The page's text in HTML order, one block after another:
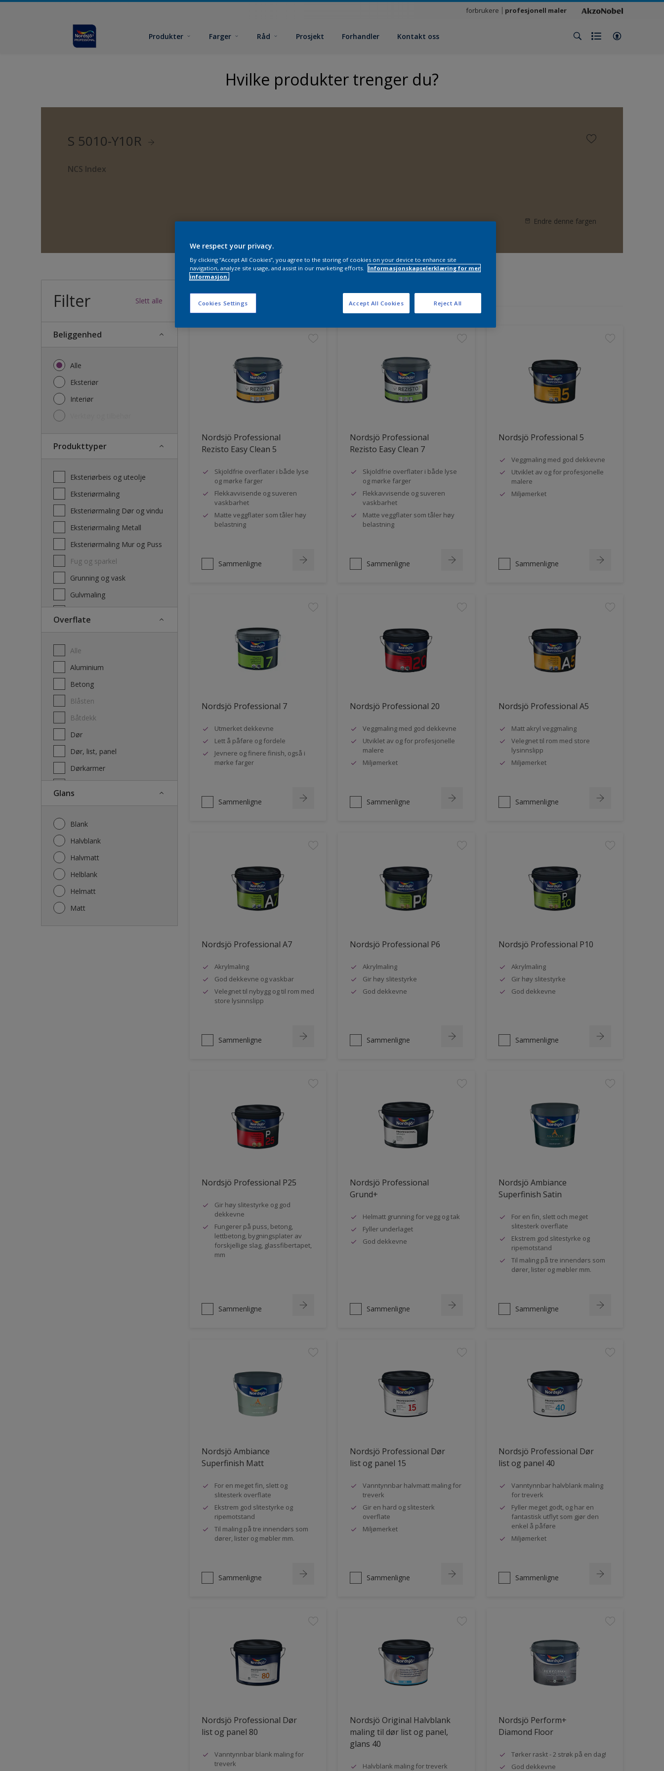
forbrukere profesjonell maler
Produkter Farger Råd Prosjekt Forhandler Kontakt oss
Hvilke produkter trenger du?
S 5010-Y10R
NCS Index
Endre denne fargen
Filter Slett alle
Beliggenhed
Alle
Eksteriør
Interiør
Produkttyper
Eksteriørbeis og uteolje
Eksteriørmaling
Eksteriørmaling Dør og vindu
Eksteriørmaling Metall
Eksteriørmaling Mur og Puss
Fug og sparkel
Grunning og vask
Gulvmaling
Overflate
Alle
Aluminium
Betong
Blåsten
Båtdekk
Dør
Dør, list, panel
Dørkarmer
Glans
Blank
Halvblank
Halvmatt
Helblank
Helmatt
Matt
34produkter funnet
Nordsjö Professional
Rezisto Easy Clean 5
Skjoldfrie overflater i både lyse
og mørke farger
Flekkavvisende og suveren
vaskbarhet
Matte veggflater som tåler høy
belastning
Sammenligne
Nordsjö Professional
Rezisto Easy Clean 7
Skjoldfrie overflater i både lyse
og mørke farger
Flekkavvisende og suveren
vaskbarhet
Matte veggflater som tåler høy
belastning
Sammenligne
Nordsjö Professional 5
Veggmaling med god dekkevne
Utviklet av og for profesjonelle
malere
Miljømerket
Sammenligne
Nordsjö Professional 7
Utmerket dekkevne
Lett å påføre og fordele
Jevnere og finere finish, også i
mørke farger
Sammenligne
Nordsjö Professional 20
Veggmaling med god dekkevne
Utviklet av og for profesjonelle
malere
Miljømerket
Sammenligne
Nordsjö Professional A5
Matt akryl veggmaling
Velegnet til rom med store
lysinnslipp
Miljømerket
Sammenligne
Nordsjö Professional A7
Akrylmaling
God dekkevne og vaskbar
Velegnet til nybygg og til rom med
store lysinnslipp
Sammenligne
Nordsjö Professional P6
Akrylmaling
Gir høy slitestyrke
God dekkevne
Sammenligne
Nordsjö Professional P10
Akrylmaling
Gir høy slitestyrke
God dekkevne
Sammenligne
Nordsjö Professional P25
Gir høy slitestyrke og god
dekkevne
Fungerer på puss, betong,
lettbetong, bygningsplater av
forskjellige slag, glassfibertapet,
mm
Sammenligne
Nordsjö Professional
Grund+
Helmatt grunning for vegg og tak
Fyller underlaget
God dekkevne
Sammenligne
Nordsjö Ambiance
Superfinish Satin
For en fin, slett och meget
slitesterk overflate
Ekstrem god slitestyrke og
ripemotstand
Til maling på tre innendørs som
dører, lister og møbler mm.
Sammenligne
Nordsjö Ambiance
Superfinish Matt
For en meget fin, slett og
slitesterk overflate
Ekstrem god slitestyrke og
ripemotstand
Til maling på tre innendørs som
dører, lister og møbler mm.
Sammenligne
Nordsjö Professional Dør
list og panel 15
Vanntynnbar halvmatt maling for
treverk
Gir en hard og slitesterk
overflate
Miljømerket
Sammenligne
Nordsjö Professional Dør
list og panel 40
Vanntynnbar halvblank maling
for treverk
Fyller meget godt, og har en
fantastisk utflyt som gjør den
enkel å påføre
Miljømerket
Sammenligne
Nordsjö Professional Dør
list og panel 80
Vanntynnbar blank maling for
treverk
Nordsjö Original Halvblank
maling til dør list og panel,
glans 40
Halvblank maling for treverk
Nordsjö Perform+
Diamond Floor
Tørker raskt - 2 strøk på en dag!
God dekkevne
We respect your privacy.
By clicking “Accept All Cookies”, you agree to the storing of cookies on your device to enhance site
navigation, analyze site usage, and assist in our marketing efforts.
Informasjonskapselerklæring for mer
informasjon.
Cookies Settings Reject All
Accept All Cookies